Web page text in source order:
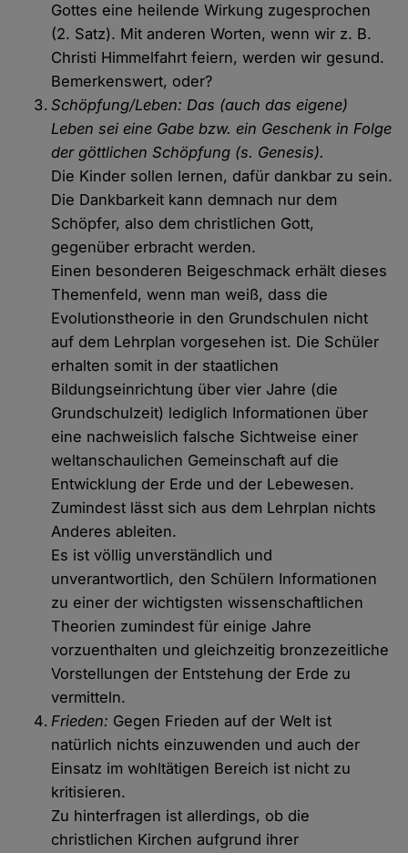
Gottes eine heilende Wirkung zugesprochen
(2. Satz). Mit anderen Worten, wenn wir z. B.
Christi Himmelfahrt feiern, werden wir gesund.
Bemerkenswert, oder?
Schöpfung/Leben: Das (auch das eigene)
Leben sei eine Gabe bzw. ein Geschenk in Folge
der göttlichen Schöpfung (s. Genesis).
Die Kinder sollen lernen, dafür dankbar zu sein.
Die Dankbarkeit kann demnach nur dem
Schöpfer, also dem christlichen Gott,
gegenüber erbracht werden.
Einen besonderen Beigeschmack erhält dieses
Themenfeld, wenn man weiß, dass die
Evolutionstheorie in den Grundschulen nicht
auf dem Lehrplan vorgesehen ist. Die Schüler
erhalten somit in der staatlichen
Bildungseinrichtung über vier Jahre (die
Grundschulzeit) lediglich Informationen über
eine nachweislich falsche Sichtweise einer
weltanschaulichen Gemeinschaft auf die
Entwicklung der Erde und der Lebewesen.
Zumindest lässt sich aus dem Lehrplan nichts
Anderes ableiten.
Es ist völlig unverständlich und
unverantwortlich, den Schülern Informationen
zu einer der wichtigsten wissenschaftlichen
Theorien zumindest für einige Jahre
vorzuenthalten und gleichzeitig bronzezeitliche
Vorstellungen der Entstehung der Erde zu
vermitteln.
Frieden: Gegen Frieden auf der Welt ist
natürlich nichts einzuwenden und auch der
Einsatz im wohltätigen Bereich ist nicht zu
kritisieren.
Zu hinterfragen ist allerdings, ob die
christlichen Kirchen aufgrund ihrer